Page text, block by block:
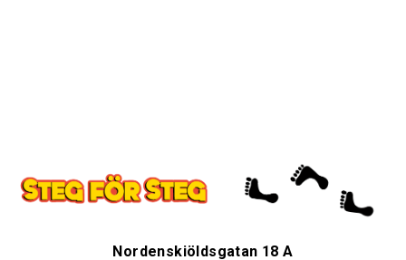
Nordenskiöldsgatan 18 A